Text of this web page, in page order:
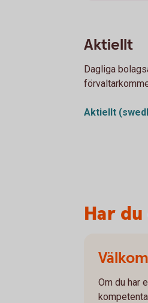
Aktiellt
Dagliga
Aktiellt
Har
Om du har